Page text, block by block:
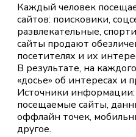
Каждый человек
сайтов: поисковики,
развлекательные,
сайты продают
посетителях и их
В результате, на
«досье» об интересах и
Источники информации:
посещаемые сайты,
оффлайн точек,
другое.